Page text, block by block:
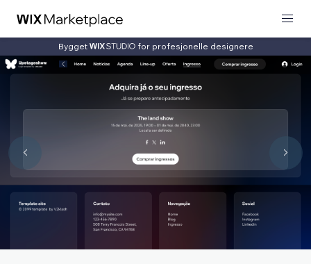
Bygget for profesjonelle designere